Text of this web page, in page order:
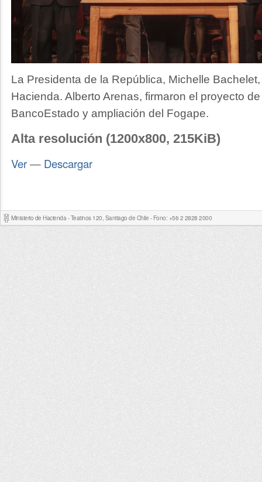
La Presidenta de la República, Michelle
Hacienda. Alberto Arenas, firmaron el proyecto
BancoEstado y ampliación del Fogape.
Alta resolución (1200x800, 215KiB)
Ver— Descargar
Ministerio de Hacienda - Teatinos 120, Santiago de Chile - Fono: +56 2 2828 2000